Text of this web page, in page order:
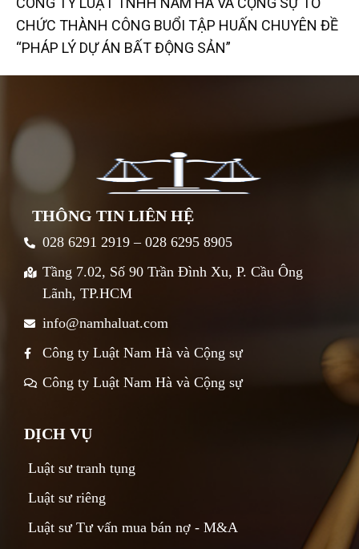
CHỨC THÀNH CÔNG BUỔI TẬP HUẤN CHUYÊN ĐỀ
“PHÁP LÝ DỰ ÁN BẤT ĐỘNG SẢN”
THÔNG TIN LIÊN HỆ
028 6291 2919 – 028 6295 8905
Tầng 7.02, Số 90 Trần Đình Xu, P. Cầu Ông
Lãnh, TP.HCM
info@namhaluat.com
Công ty Luật Nam Hà và Cộng sự
Công ty Luật Nam Hà và Cộng sự
DỊCH VỤ
Luật sư tranh tụng
Luật sư riêng
Luật sư Tư vấn mua bán nợ - M&A